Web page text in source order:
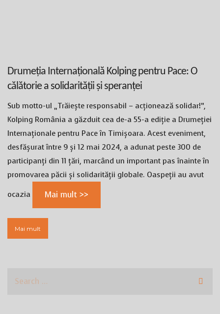
Drumeția Internațională Kolping pentru Pace: O
călătorie a solidarității și speranței
Sub motto-ul „Trăiește responsabil – acționează solidar!“,
Kolping România a găzduit cea de-a 55-a ediție a Drumeției
Internaționale pentru Pace în Timișoara. Acest eveniment,
desfășurat între 9 și 12 mai 2024, a adunat peste 300 de
participanți din 11 țări, marcând un important pas înainte în
promovarea păcii și solidarității globale. Oaspeții au avut
ocazia
Mai mult >>
Mai mult